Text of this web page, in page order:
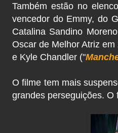
Também estão no
vencedor do Emmy, do
Catalina Sandino
Oscar de Melhor Atriz
e Kyle Chandler ("
O filme tem mais
grandes perseguições. O